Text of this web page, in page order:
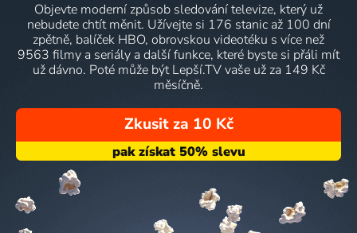
Objevte moderní způsob sledování televize, který už
nebudete chtít měnit. Užívejte si 176 stanic až 100 dní
zpětně, balíček HBO, obrovskou videotéku s více než
9563 filmy a seriály a další funkce, které byste si přáli mít
už dávno. Poté může být Lepší.TV vaše už za 149 Kč
měsíčně.
Zkusit za 10 Kč